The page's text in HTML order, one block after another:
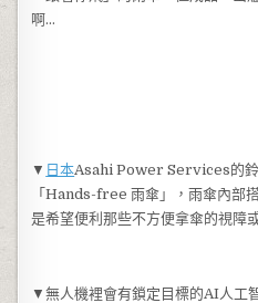
啊…
▼ 日本Asahi Power Services的鈴
「Hands-free 雨傘」，雨傘內部
是希望便利那些不方便拿傘的視障
▼無人機裡會有鎖定目標的AI人工